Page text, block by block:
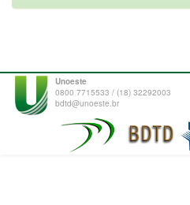
Unoeste
0800 7715533 / (18) 32292003
bdtd@unoeste.br